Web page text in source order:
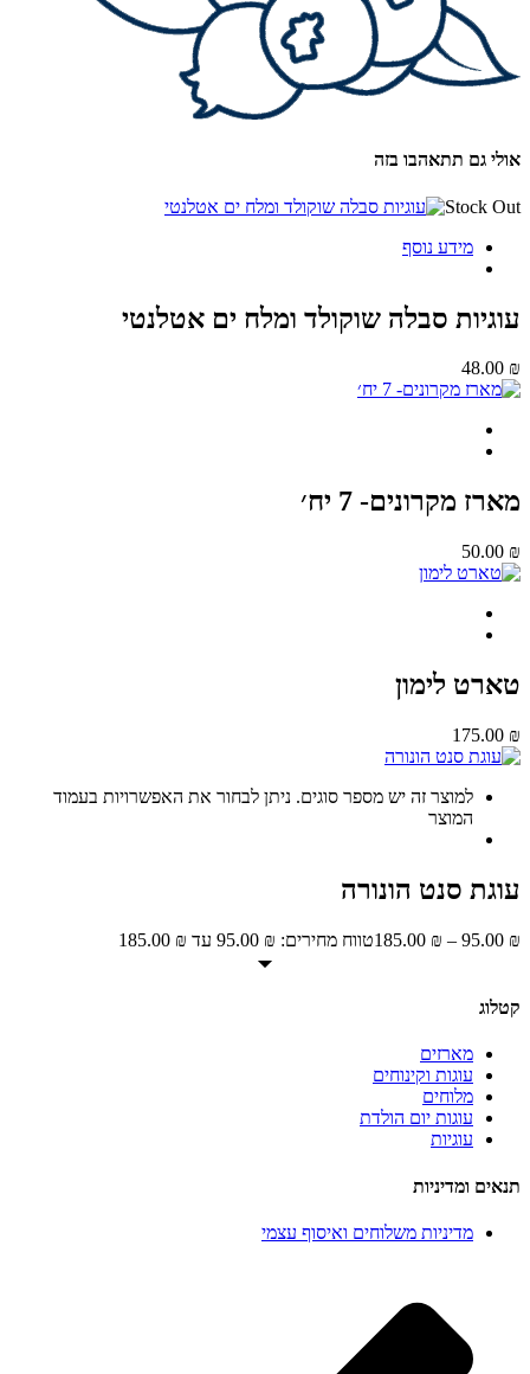
גם תתאהבו בזה
Stock
מידע נוסף
סבלה שוקולד ומלח ים אטלנטי
מקרונים- 7 יח׳
לימון
למוצר זה יש מספר סוגים. ניתן לבחור את האפשרויות בעמוד
המוצר
סנט הונורה
–
185.00 ₪ טווח מחירים: ⁦95.00 ₪⁩ עד ⁦185.00 ₪⁩
מארזים
עוגות וקינוחים
מלוחים
עוגות יום הולדת
עוגיות
ומדיניות
מדיניות משלוחים ואיסוף עצמי